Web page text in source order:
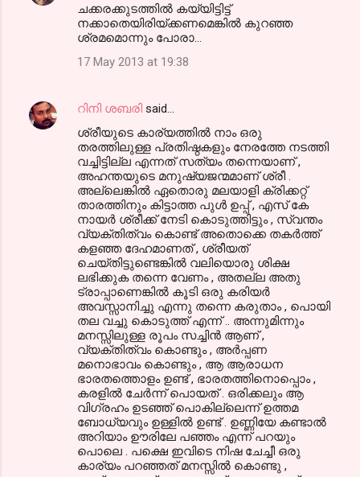
ചക്കരക്കുടത്തില്‍ കയ്യിട്ടിട്ട്
നക്കാതെയിരിയ്ക്കണമെങ്കില്‍ കുറഞ്ഞ
ശ്രമമൊന്നും പോരാ...
17 May 2013 at 19:38
റിനി ശബരി said…
ശ്രീയുടെ കാര്യത്തില്‍ നാം ഒരു
തരത്തിലുള്ള പ്രതിഷ്ഠകളും നേരത്തേ നടത്തി
വച്ചിട്ടില്ല എന്നത് സത്യം തന്നെയാണ് ,
അഹന്തയുടെ മനുഷ്യജന്മമാണ് ശ്രീ .
അല്ലെങ്കില്‍ ഏതൊരു മലയാളി ക്രിക്കറ്റ്
താരത്തിനും കിട്ടാത്ത പുള്‍ ഉപ്പ് , എസ് കേ
നായര്‍ ശ്രീക്ക് നേടി കൊടുത്തിട്ടും , സ്വന്തം
വ്യക്തിത്വം കൊണ്ട് അതൊക്കെ തകര്‍ത്ത്
കളഞ്ഞ ദേഹമാണത് , ശ്രീയത്
ചെയ്തിട്ടുണ്ടെങ്കില്‍ വലിയൊരു ശിക്ഷ
ലഭിക്കുക തന്നെ വേണം , അതല്ല അതു
ട്രാപ്പാണെങ്കില്‍ കൂടി ഒരു കരിയര്‍
അവസ്സാനിച്ചു എന്നു തന്നെ കരുതാം , പൊയി
തല വച്ചു കൊടുത്ത് എന്ന് .. അന്നുമിന്നും
മനസ്സിലുള്ള രൂപം സച്ചിന്‍ ആണ് ,
വ്യക്തിത്വം കൊണ്ടും , അര്‍പ്പണ
മനൊഭാവം കൊണ്ടും , ആ ആരാധന
ഭാരതത്തൊളം ഉണ്ട് , ഭാരതത്തിനൊപ്പൊം ,
കരളില്‍ ചേര്‍ന്ന് പൊയത് . ഒരിക്കലും ആ
വിഗ്രഹം ഉടഞ്ഞ് പൊകില്ലെന്ന് ഉത്തമ
ബോധ്യവും ഉള്ളില്‍ ഉണ്ട് . ഉണ്ണിയേ കണ്ടാല്‍
അറിയാം ഊരിലേ പഞ്ഞം എന്ന് പറയും
പൊലെ . പക്ഷെ ഇവിടെ നിഷ ചേച്ചീ ഒരു
കാര്യം പറഞ്ഞത് മനസ്സില്‍ കൊണ്ടു ,